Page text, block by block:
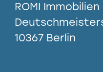
ROMI Immobilien
10367 Berlin